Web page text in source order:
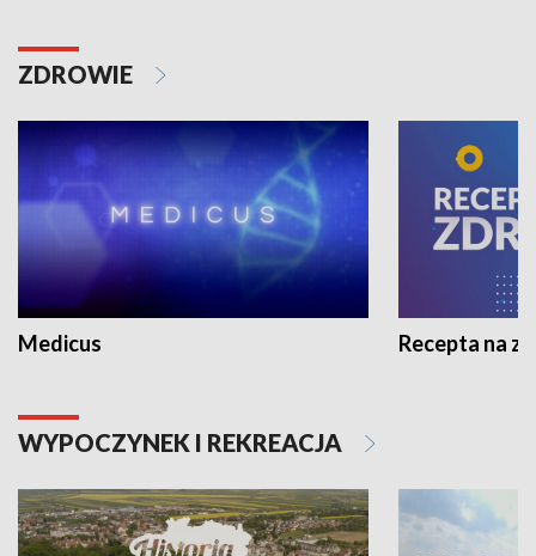
ZDROWIE
Medicus Recepta na
WYPOCZYNEK I REKREACJA